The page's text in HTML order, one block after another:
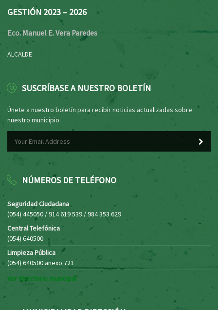
GESTIÓN 2023 – 2026
Eco. Manuel E. Vera Paredes
ALCALDE
SUSCRÍBASE A NUESTRO BOLETÍN
Únete a nuestro boletín para recibir noticias actualizadas sobre
nuestro municipio.
NÚMEROS DE TELÉFONO
Seguridad Ciudadana
(054) 445050 / 914 619 539 / 984 353 629
Central Telefónica
(054) 640500
Limpieza Pública
(054) 640500 anexo 721
Ver directorio municipal